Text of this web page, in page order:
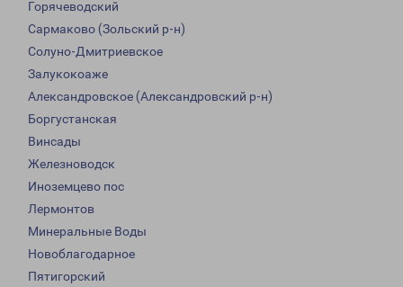
Горячеводский
Сармаково (Зольский р-н)
Солуно-Дмитриевское
Залукокоаже
Александровское (Александровский р-н)
Боргустанская
Винсады
Железноводск
Иноземцево пос
Лермонтов
Минеральные Воды
Новоблагодарное
Пятигорский